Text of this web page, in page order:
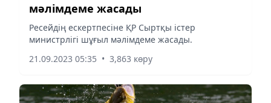
мәлімдеме жасады
Ресейдің ескертпесіне ҚР Сыртқы істер
министрлігі шұғыл мәлімдеме жасады.
21.09.2023 05:35 • 3,863 көру